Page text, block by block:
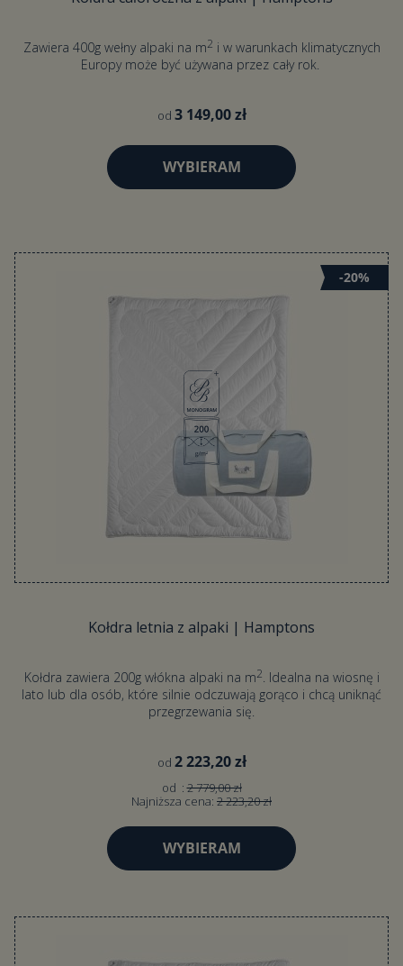
Zawiera 400g wełny alpaki na m2 i w warunkach klimatycznych
Europy może być używana przez cały rok.
od 3 149,00 zł
WYBIERAM
Kołdra letnia z alpaki | Hamptons
Kołdra zawiera 200g włókna alpaki na m2. Idealna na wiosnę i
lato lub dla osób, które silnie odczuwają gorąco i chcą uniknąć
przegrzewania się.
od 2 223,20 zł
od :2 779,00 zł
Najniższa cena: 2 223,20 zł
WYBIERAM
-20%